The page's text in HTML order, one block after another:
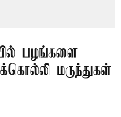
பழங்களை
மருந்துகள்